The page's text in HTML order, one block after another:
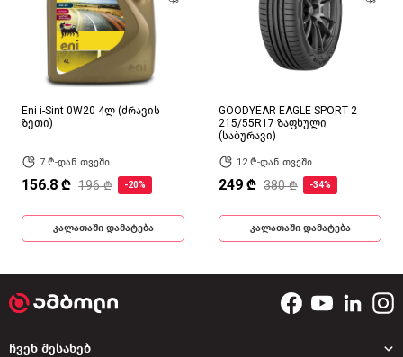
Eni i-Sint 0W20 4ლ (ძრავის
ზეთი)
7 ₾-დან თვეში
156.8 ₾ 196 ₾ -20%
კალათაში დამატება
GOODYEAR EAGLE SPORT 2
215/55R17 ზაფხული
(საბურავი)
12 ₾-დან თვეში
249 ₾ 380 ₾ -34%
კალათაში დამატება
ჩვენ შესახებ